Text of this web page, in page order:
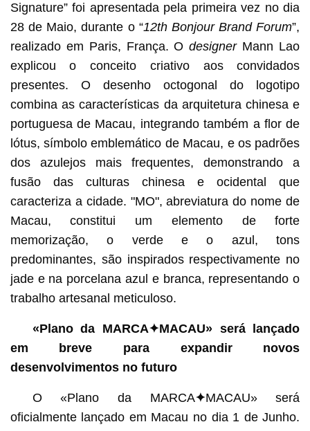
Signature” foi apresentada pela primeira vez no dia
28 de Maio, durante o “12th Bonjour Brand Forum”,
realizado em Paris, França. OdesignerMann Lao
explicou o conceito criativo aos convidados
presentes. O desenho octogonal do logotipo
combina as características da arquitetura chinesa e
portuguesa de Macau, integrando também a flor de
lótus, símbolo emblemático de Macau, e os padrões
dos azulejos mais frequentes, demonstrando a
fusão das culturas chinesa e ocidental que
caracteriza a cidade. "MO", abreviatura do nome de
Macau, constitui um elemento de forte
memorização, o verde e o azul, tons
predominantes, são inspirados respectivamente no
jade e na porcelana azul e branca, representando o
trabalho artesanal meticuloso.
«Plano da MARCA✦MACAU» será lançado
em breve para expandir novos
desenvolvimentos no futuro
O «Plano da MARCA✦MACAU» será
oficialmente lançado em Macau no dia 1 de Junho.